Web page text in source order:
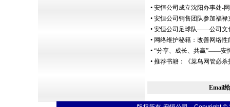
• 安恒公司成立沈阳办事处-
• 安恒公司销售团队参加福
• 安恒公司足球队——公司文
• 网络维护秘籍：改善网络
• “分享、成长、共赢”——安
• 推荐书籍：《菜鸟网管必杀
Email